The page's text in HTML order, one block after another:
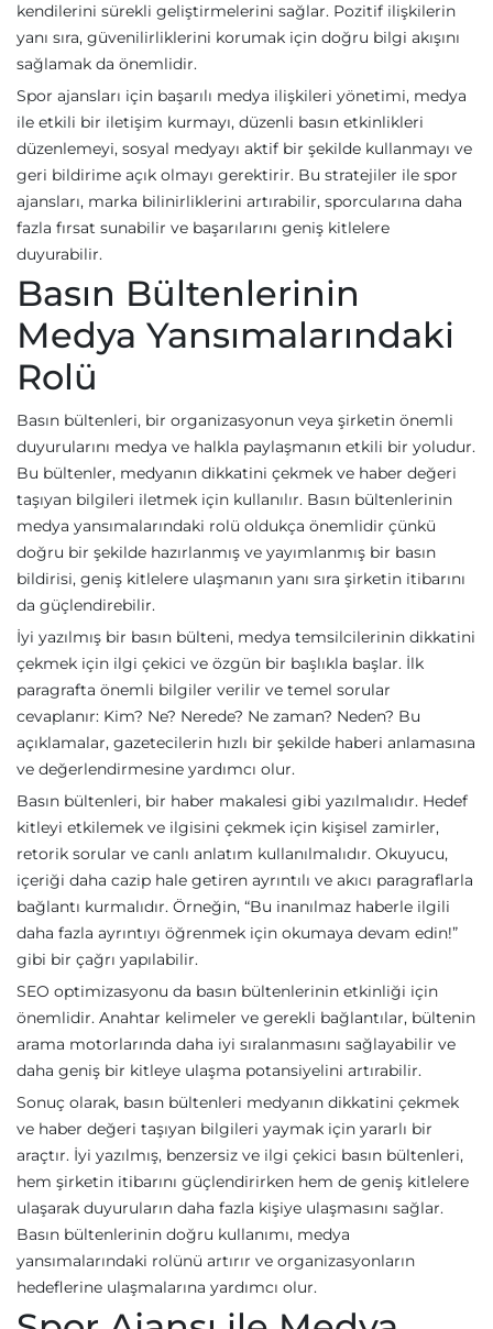
kendilerini sürekli geliştirmelerini sağlar. Pozitif ilişkilerin
yanı sıra, güvenilirliklerini korumak için doğru bilgi akışını
sağlamak da önemlidir.
Spor ajansları için başarılı medya ilişkileri yönetimi, medya
ile etkili bir iletişim kurmayı, düzenli basın etkinlikleri
düzenlemeyi, sosyal medyayı aktif bir şekilde kullanmayı ve
geri bildirime açık olmayı gerektirir. Bu stratejiler ile spor
ajansları, marka bilinirliklerini artırabilir, sporcularına daha
fazla fırsat sunabilir ve başarılarını geniş kitlelere
duyurabilir.
Basın Bültenlerinin
Medya Yansımalarındaki
Rolü
Basın bültenleri, bir organizasyonun veya şirketin önemli
duyurularını medya ve halkla paylaşmanın etkili bir yoludur.
Bu bültenler, medyanın dikkatini çekmek ve haber değeri
taşıyan bilgileri iletmek için kullanılır. Basın bültenlerinin
medya yansımalarındaki rolü oldukça önemlidir çünkü
doğru bir şekilde hazırlanmış ve yayımlanmış bir basın
bildirisi, geniş kitlelere ulaşmanın yanı sıra şirketin itibarını
da güçlendirebilir.
İyi yazılmış bir basın bülteni, medya temsilcilerinin dikkatini
çekmek için ilgi çekici ve özgün bir başlıkla başlar. İlk
paragrafta önemli bilgiler verilir ve temel sorular
cevaplanır: Kim? Ne? Nerede? Ne zaman? Neden? Bu
açıklamalar, gazetecilerin hızlı bir şekilde haberi anlamasına
ve değerlendirmesine yardımcı olur.
Basın bültenleri, bir haber makalesi gibi yazılmalıdır. Hedef
kitleyi etkilemek ve ilgisini çekmek için kişisel zamirler,
retorik sorular ve canlı anlatım kullanılmalıdır. Okuyucu,
içeriği daha cazip hale getiren ayrıntılı ve akıcı paragraflarla
bağlantı kurmalıdır. Örneğin, “Bu inanılmaz haberle ilgili
daha fazla ayrıntıyı öğrenmek için okumaya devam edin!”
gibi bir çağrı yapılabilir.
SEO optimizasyonu da basın bültenlerinin etkinliği için
önemlidir. Anahtar kelimeler ve gerekli bağlantılar, bültenin
arama motorlarında daha iyi sıralanmasını sağlayabilir ve
daha geniş bir kitleye ulaşma potansiyelini artırabilir.
Sonuç olarak, basın bültenleri medyanın dikkatini çekmek
ve haber değeri taşıyan bilgileri yaymak için yararlı bir
araçtır. İyi yazılmış, benzersiz ve ilgi çekici basın bültenleri,
hem şirketin itibarını güçlendirirken hem de geniş kitlelere
ulaşarak duyuruların daha fazla kişiye ulaşmasını sağlar.
Basın bültenlerinin doğru kullanımı, medya
yansımalarındaki rolünü artırır ve organizasyonların
hedeflerine ulaşmalarına yardımcı olur.